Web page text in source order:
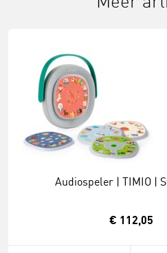
Audiospeler | TIMIO |
€ 112,05